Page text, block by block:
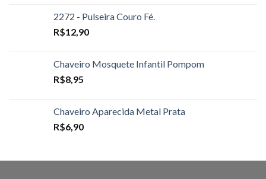
2272 - Pulseira Couro Fé.
R$12,90
Chaveiro Mosquete Infantil Pompom
R$8,95
Chaveiro Aparecida Metal Prata
R$6,90